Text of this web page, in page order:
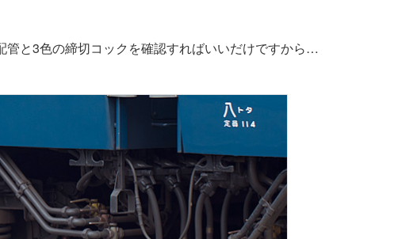
管と3色の締切コックを確認すればいいだけですから…